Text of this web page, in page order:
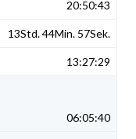
20:50:43
13Std. 44Min. 57Sek.
13:27:29
06:05:40